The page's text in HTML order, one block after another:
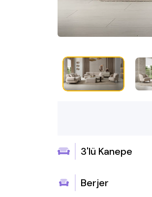
3'lü Kanepe
Berjer